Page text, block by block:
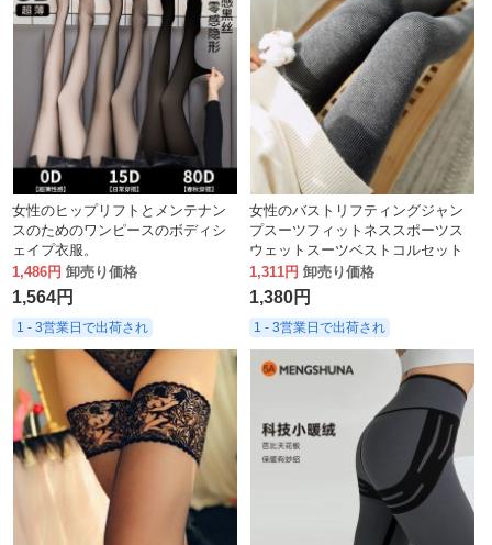
女性のヒップリフトとメンテナン
スのためのワンピースのボディシ
ェイプ衣服。
1,486円 卸売り価格
1,564円
1 - 3営業日で出荷され
女性のバストリフティングジャン
プスーツフィットネススポーツス
ウェットスーツベストコルセット
ウエストリフティングワンピース
ボディシェイピングスーツ
1,311円 卸売り価格
1,380円
1 - 3営業日で出荷され